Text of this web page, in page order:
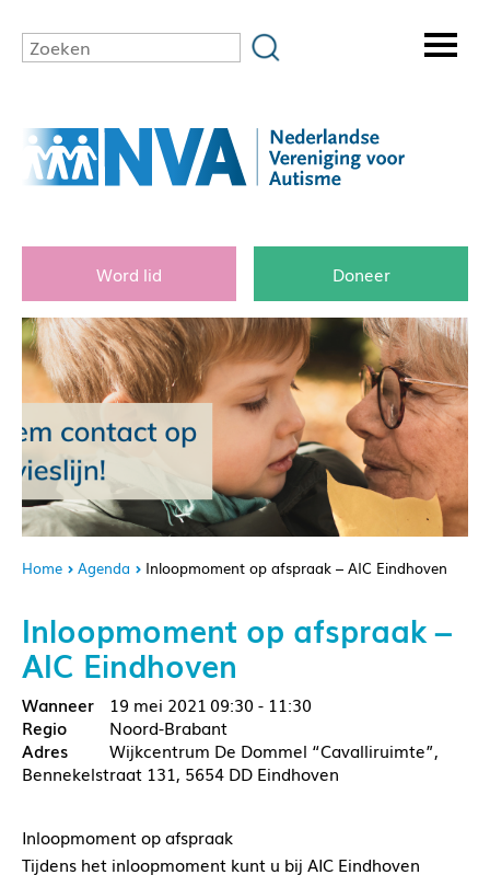
Word lid Doneer
Home Agenda Inloopmoment op afspraak – AIC Eindhoven
Inloopmoment op afspraak –
AIC Eindhoven
19 mei 2021 09:30 - 11:30
Noord-Brabant
Wijkcentrum De Dommel “Cavalliruimte”,
Bennekelstraat 131, 5654 DD Eindhoven
Inloopmoment op afspraak
Tijdens het inloopmoment kunt u bij AIC Eindhoven